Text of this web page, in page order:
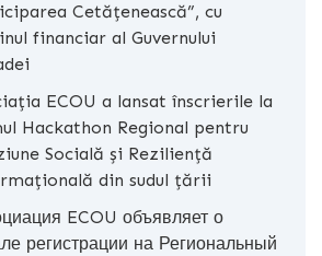
Cetățenească”, cu
financiar al Guvernului
ECOU a lansat înscrierile la
Hackathon Regional pentru
Socială și Reziliență
din sudul țării
ECOU объявляет о
регистрации на Региональный